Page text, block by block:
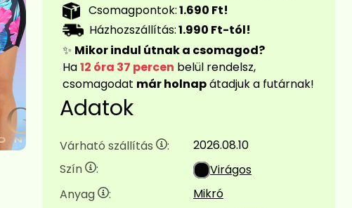
Csomagpontok:1.690 Ft!
Házhozszállítás:1.990 Ft-tól!
✨ Mikor indul útnak a csomagod?
Ha12 óra 37 percen belül rendelsz,
csomagodat már holnapátadjuk a futárnak!
Adatok
Várható szállítás :
2026.08.10
Szín
:
Virágos
Anyag
:
Mikró